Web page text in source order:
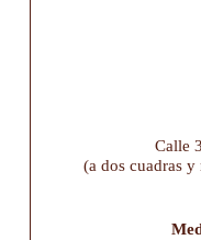
Calle
(a dos cuadras